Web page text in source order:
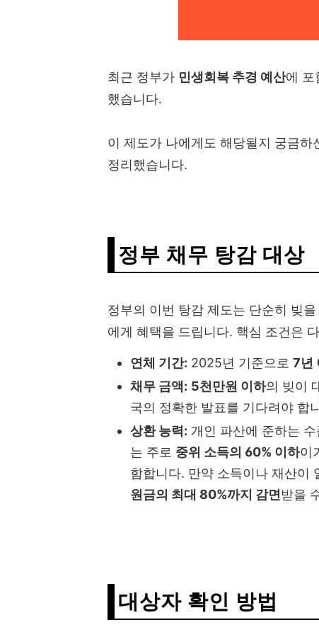
최근 정부가 민생회복 추경 예산에 포
했습니다.
이 제도가 나에게도 해당될지 궁금
정리했습니다.
정부 채무 탕감 대상
정부의 이번 탕감 제도는 단순히 빚
에게 혜택을 드립니다. 핵심 조건은
연체 기간: 2025년 기준으로 7년
채무 금액: 5천만원 이하의 빚이
국의 정확한 발표를 기다려야 합
상환 능력: 개인 파산에 준하는 수
는 주로 중위 소득의 60% 이하이
함합니다. 만약 소득이나 재산이
원금의 최대 80%까지 감면 받을
대상자 확인 방법